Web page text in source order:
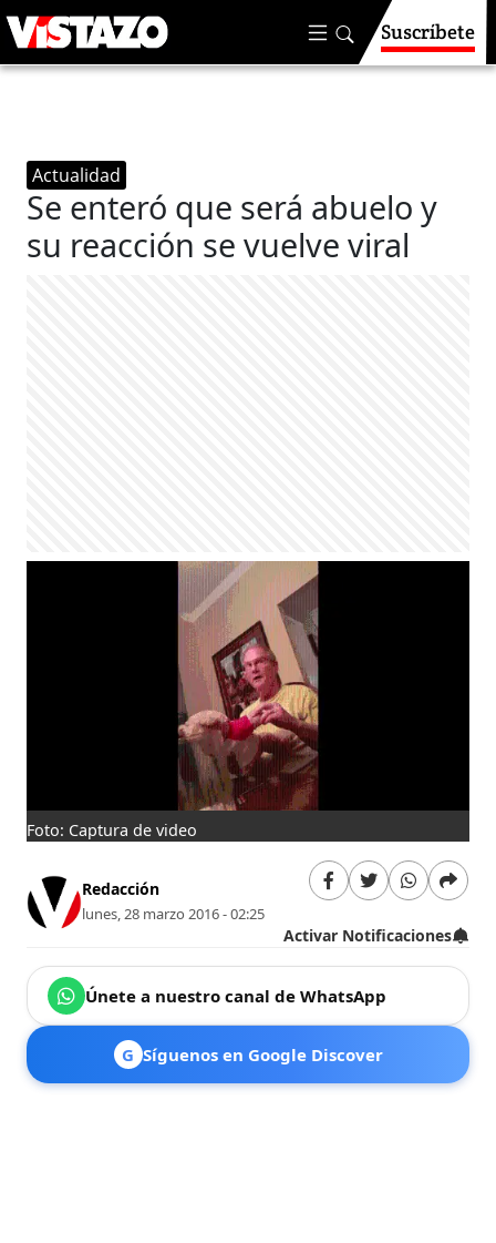
Suscríbete
Actualidad
Se enteró que será abuelo y
su reacción se vuelve viral
Foto: Captura de video
Redacción
lunes, 28 marzo 2016 - 02:25
Activar Notificaciones
Únete a nuestro canal de WhatsApp
G Síguenos en Google Discover